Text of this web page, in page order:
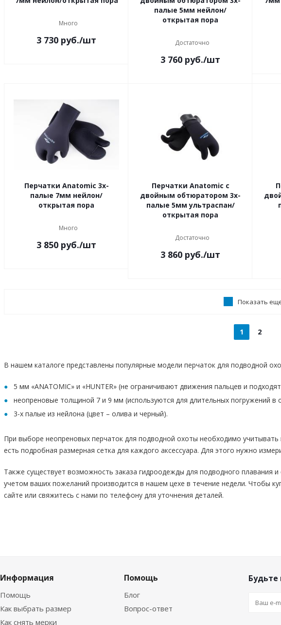
Много
3 730 руб./шт
палые 5мм нейлон/
открытая пора
Достаточно
3 760 руб./шт
Перчатки Anatomic 3х-
палые 7мм нейлон/
открытая пора
Много
3 850 руб./шт
Перчатки Anatomic с
двойным обтюратором 3х-
палые 5мм ультраспан/
открытая пора
Достаточно
3 860 руб./шт
Показать
1 2
В нашем каталоге представлены популярные модели перчаток для подводной
5 мм «ANATOMIC» и «HUNTER» (не ограничивают движения пальцев и
неопреновые толщиной 7 и 9 мм (используются для длительных погружений в
3-х палые из нейлона (цвет – олива и черный).
При выборе неопреновых перчаток для подводной охоты необходимо
есть подробная размерная сетка для каждого аксессуара. Для этого нужно
Также существует возможность заказа гидроодежды для подводного плавания
учетом ваших пожеланий производится в нашем цехе в течение недели. Чтобы
сайте или свяжитесь с нами по телефону для уточнения деталей.
Информация
Помощь
Как выбрать размер
Как снять мерки
Помощь
Блог
Вопрос-ответ
Будьте